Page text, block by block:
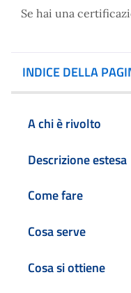
Se hai una
INDICE DELLA
A chi è rivolto
Descrizione estesa
Come fare
Cosa serve
Cosa si ottiene